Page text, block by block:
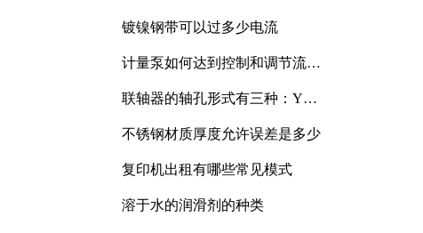
镀镍钢带可以过多少电流
计量泵如何达到控制和调节流量
联轴器的轴孔形式有三种：Y
不锈钢材质厚度允许误差是多少
复印机出租有哪些常见模式
溶于水的润滑剂的种类